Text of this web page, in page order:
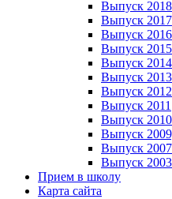
Выпуск 2018
Выпуск 2017
Выпуск 2016
Выпуск 2015
Выпуск 2014
Выпуск 2013
Выпуск 2012
Выпуск 2011
Выпуск 2010
Выпуск
Выпуск
Выпуск
Прием в школу
Карта сайта